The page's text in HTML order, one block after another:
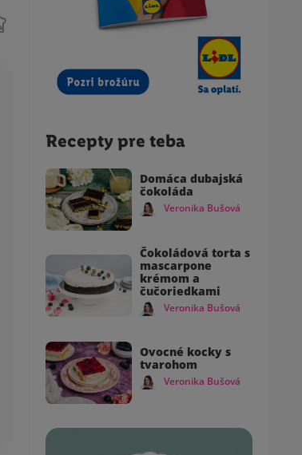
Recepty pre teba
Domáca dubajská
čokoláda
Veronika Bušová
Čokoládová torta s
mascarpone
krémom a
čučoriedkami
Veronika Bušová
Ovocné kocky s
tvarohom
Veronika Bušová